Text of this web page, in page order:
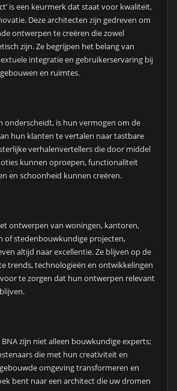
is een keurmerk dat staat voor kwaliteit,
Deze architecten zijn gedreven om
ontwerpen te creëren die zowel
zijn. Ze begrijpen het belang van
integratie en gebruikerservaring bij
en ruimtes.
onderscheidt, is hun vermogen om de
hun klanten te vertalen naar tastbare
verhalenvertellers die door middel
kunnen oproepen, functionaliteit
en schoonheid kunnen creëren.
ontwerpen van woningen, kantoren,
of stedenbouwkundige projecten,
altijd naar excellentie. Ze blijven op de
trends, technologieën en ontwikkelingen
te zorgen dat hun ontwerpen relevant
zijn niet alleen bouwkundige experts;
die met hun creativiteit en
omgeving transformeren en
bent naar een architect die uw dromen